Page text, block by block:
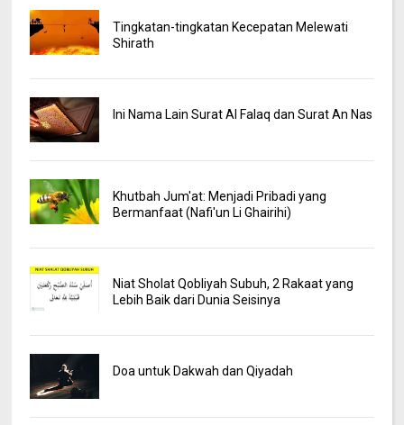
Tingkatan-tingkatan Kecepatan Melewati
Shirath
Ini Nama Lain Surat Al Falaq dan Surat An Nas
Khutbah Jum'at: Menjadi Pribadi yang
Bermanfaat (Nafi'un Li Ghairihi)
Niat Sholat Qobliyah Subuh, 2 Rakaat yang
Lebih Baik dari Dunia Seisinya
Doa untuk Dakwah dan Qiyadah